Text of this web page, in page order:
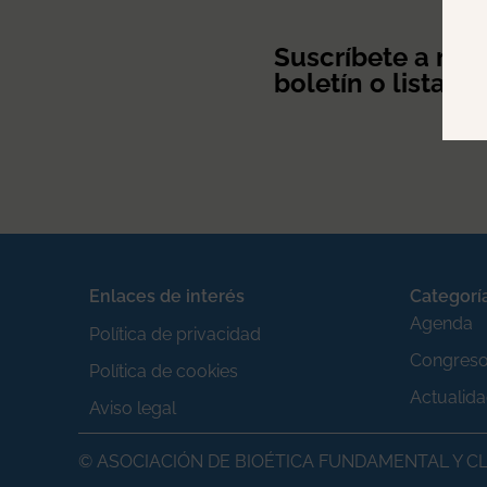
Suscríbete a
boletín o lista de
Enlaces de interés
Política de privacidad
Política de cookies
Aviso legal
Agenda
© ASOCIACIÓN DE BIOÉTICA FUNDAMENTAL Y